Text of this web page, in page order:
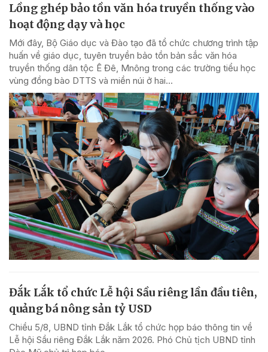
Lồng ghép bảo tồn văn hóa truyền thống vào
hoạt động dạy và học
Mới đây, Bộ Giáo dục và Đào tạo đã tổ chức chương trình tập
huấn về giáo dục, tuyên truyền bảo tồn bản sắc văn hóa
truyền thống dân tộc Ê Đê, Mnông trong các trường tiểu học
vùng đồng bào DTTS và miền núi ở hai...
Đắk Lắk tổ chức Lễ hội Sầu riêng lần đầu tiên,
quảng bá nông sản tỷ USD
Chiều 5/8, UBND tỉnh Đắk Lắk tổ chức họp báo thông tin về
Lễ hội Sầu riêng Đắk Lắk năm 2026. Phó Chủ tịch UBND tỉnh